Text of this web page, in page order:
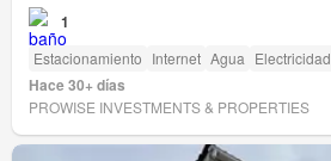
1
Estacionamiento Internet Agua Electricidad
Hace 30+ días
PROWISE INVESTMENTS & PROPERTIES